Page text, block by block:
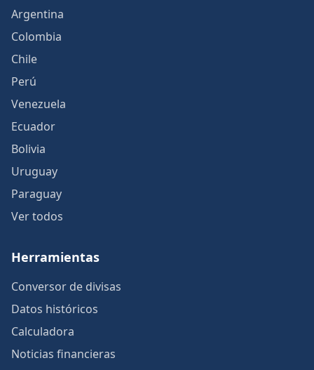
Argentina
Colombia
Chile
Perú
Venezuela
Ecuador
Bolivia
Uruguay
Paraguay
Ver todos
Herramientas
Conversor de divisas
Datos históricos
Calculadora
Noticias financieras